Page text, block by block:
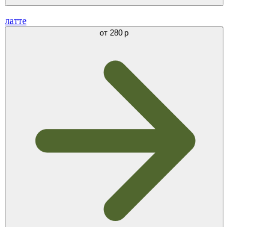
латте
от 280 р